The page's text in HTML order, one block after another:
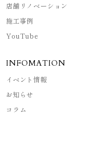
店舗リノベーション
施工事例
YouTube
INFOMATION
イベント情報
お知らせ
コラム